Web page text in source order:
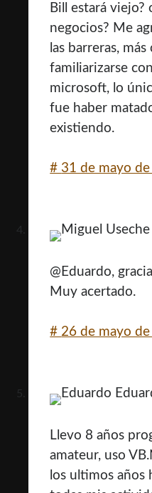
Bill estará viejo?
negocios? Me
las barreras,
familiarizarse
microsoft, lo
fue haber
existiendo.
# 31 de mayo
@Eduardo,
Muy acertado.
# 26 de mayo
Llevo 8 años
amateur, uso
los ultimos años